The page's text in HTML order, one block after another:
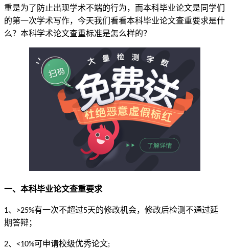
重是为了防止出现学术不端的行为，而本科毕业论文是同学们
的第一次学术写作，今天我们看看本科毕业论文查重要求是什
么？本科学术论文查重标准是怎么样的？
一、本科毕业论文查重要求
1、 >25%有一次不超过5天的修改机会，修改后检测不通过延
期答辩；
2、 <10%可申请校级优秀论文;